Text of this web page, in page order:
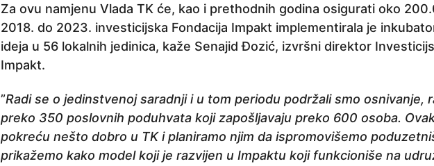
Za ovu namjenu Vlada TK će, kao i prethodnih godina osigurati oko
2018. do 2023. investicijska Fondacija Impakt implementirala je
ideja u 56 lokalnih jedinica, kaže Senajid Đozić, izvršni direktor
Impakt.
”Radi se o jedinstvenoj saradnji i u tom periodu podržali smo osnivanje,
preko 350 poslovnih poduhvata koji zapošljavaju preko 600 osoba.
pokreću nešto dobro u TK i planiramo njim da ispromovišemo
prikažemo kako model koji je razvijen u Impaktu koji funkcioniše na